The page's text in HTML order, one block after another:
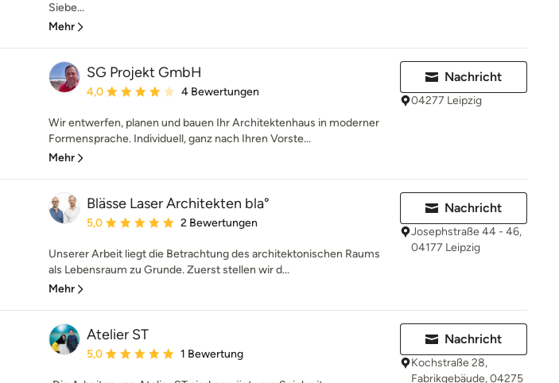
Siebe...
Mehr
SG Projekt GmbH
Durchschnittliche Bewertung: 4 von 5 Sternen
4,0 4 Bewertungen
Wir entwerfen, planen und bauen Ihr Architektenhaus in moderner
Formensprache. Individuell, ganz nach Ihren Vorste...
Mehr
Nachricht
04277 Leipzig
Blässe Laser Architekten bla°
Durchschnittliche Bewertung: 5 von 5 Sternen
5,0 2 Bewertungen
Unserer Arbeit liegt die Betrachtung des architektonischen Raums
als Lebensraum zu Grunde. Zuerst stellen wir d...
Mehr
Nachricht
Josephstraße 44 - 46,
04177 Leipzig
Atelier ST
Durchschnittliche Bewertung: 5 von 5 Sternen
5,0 1 Bewertung
Nachricht
Kochstraße 28,
Fabrikgebäude, 04275